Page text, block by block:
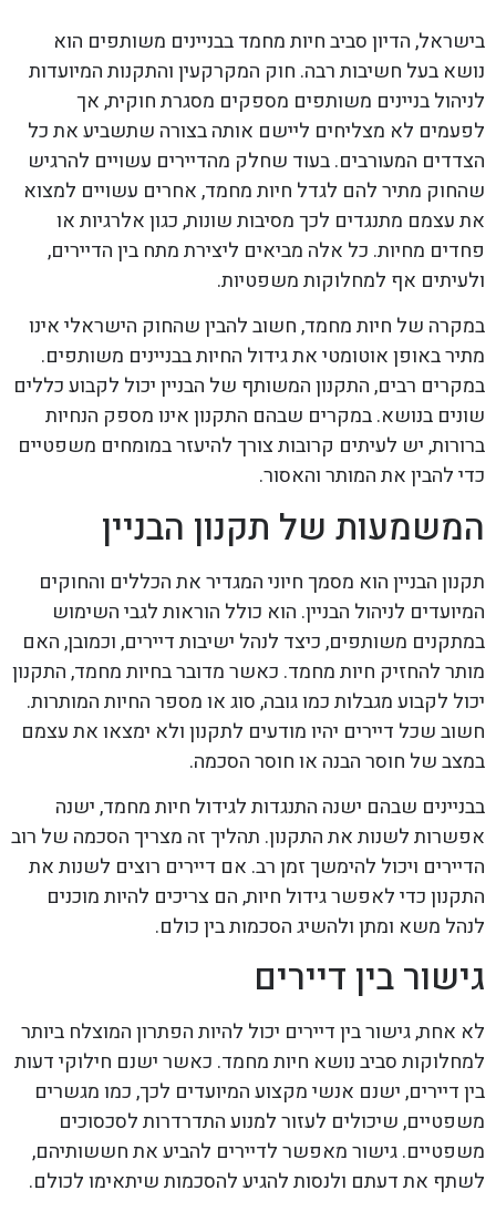
בישראל, הדיון סביב חיות מחמד בבניינים משותפים הוא
נושא בעל חשיבות רבה. חוק המקרקעין והתקנות המיועדות
לניהול בניינים משותפים מספקים מסגרת חוקית, אך
לפעמים לא מצליחים ליישם אותה בצורה שתשביע את כל
הצדדים המעורבים. בעוד שחלק מהדיירים עשויים להרגיש
שהחוק מתיר להם לגדל חיות מחמד, אחרים עשויים למצוא
את עצמם מתנגדים לכך מסיבות שונות, כגון אלרגיות או
פחדים מחיות. כל אלה מביאים ליצירת מתח בין הדיירים,
ולעיתים אף למחלוקות משפטיות.
במקרה של חיות מחמד, חשוב להבין שהחוק הישראלי אינו
מתיר באופן אוטומטי את גידול החיות בבניינים משותפים.
במקרים רבים, התקנון המשותף של הבניין יכול לקבוע כללים
שונים בנושא. במקרים שבהם התקנון אינו מספק הנחיות
ברורות, יש לעיתים קרובות צורך להיעזר במומחים משפטיים
כדי להבין את המותר והאסור.
המשמעות של תקנון הבניין
תקנון הבניין הוא מסמך חיוני המגדיר את הכללים והחוקים
המיועדים לניהול הבניין. הוא כולל הוראות לגבי השימוש
במתקנים משותפים, כיצד לנהל ישיבות דיירים, וכמובן, האם
מותר להחזיק חיות מחמד. כאשר מדובר בחיות מחמד, התקנון
יכול לקבוע מגבלות כמו גובה, סוג או מספר החיות המותרות.
חשוב שכל דיירים יהיו מודעים לתקנון ולא ימצאו את עצמם
במצב של חוסר הבנה או חוסר הסכמה.
בבניינים שבהם ישנה התנגדות לגידול חיות מחמד, ישנה
אפשרות לשנות את התקנון. תהליך זה מצריך הסכמה של רוב
הדיירים ויכול להימשך זמן רב. אם דיירים רוצים לשנות את
התקנון כדי לאפשר גידול חיות, הם צריכים להיות מוכנים
לנהל משא ומתן ולהשיג הסכמות בין כולם.
גישור בין דיירים
לא אחת, גישור בין דיירים יכול להיות הפתרון המוצלח ביותר
למחלוקות סביב נושא חיות מחמד. כאשר ישנם חילוקי דעות
בין דיירים, ישנם אנשי מקצוע המיועדים לכך, כמו מגשרים
משפטיים, שיכולים לעזור למנוע התדרדרות לסכסוכים
משפטיים. גישור מאפשר לדיירים להביע את חששותיהם,
לשתף את דעתם ולנסות להגיע להסכמות שיתאימו לכולם.